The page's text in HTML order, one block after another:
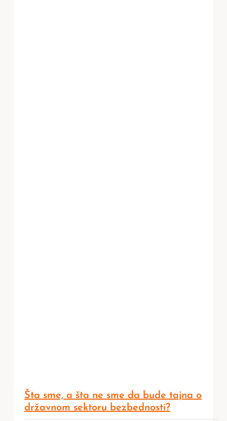
Šta sme, a šta ne sme da bude tajna o
državnom sektoru bezbednosti?